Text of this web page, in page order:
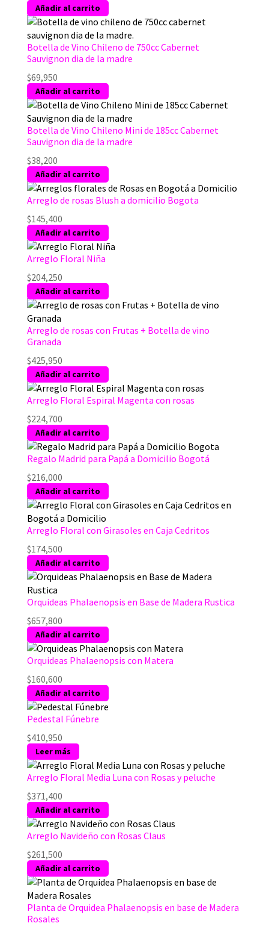
Añadir al carrito
Botella de Vino Chileno de 750cc Cabernet
Sauvignon dia de la madre
$69,950
Añadir al carrito
Botella de Vino Chileno Mini de 185cc Cabernet
Sauvignon dia de la madre
$38,200
Añadir al carrito
Arreglo de rosas Blush a domicilio Bogota
$145,400
Añadir al carrito
Arreglo Floral Niña
$204,250
Añadir al carrito
Arreglo de rosas con Frutas + Botella de vino
Granada
$425,950
Añadir al carrito
Arreglo Floral Espiral Magenta con rosas
$224,700
Añadir al carrito
Regalo Madrid para Papá a Domicilio Bogotá
$216,000
Añadir al carrito
Arreglo Floral con Girasoles en Caja Cedritos
$174,500
Añadir al carrito
Orquideas Phalaenopsis en Base de Madera Rustica
$657,800
Añadir al carrito
Orquideas Phalaenopsis con Matera
$160,600
Añadir al carrito
Pedestal Fúnebre
$410,950
Leer más
Arreglo Floral Media Luna con Rosas y peluche
$371,400
Añadir al carrito
Arreglo Navideño con Rosas Claus
$261,500
Añadir al carrito
Planta de Orquidea Phalaenopsis en base de Madera
Rosales